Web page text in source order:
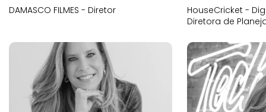
DAMASCO FILMES - Diretor
HouseCricket -
Diretora de